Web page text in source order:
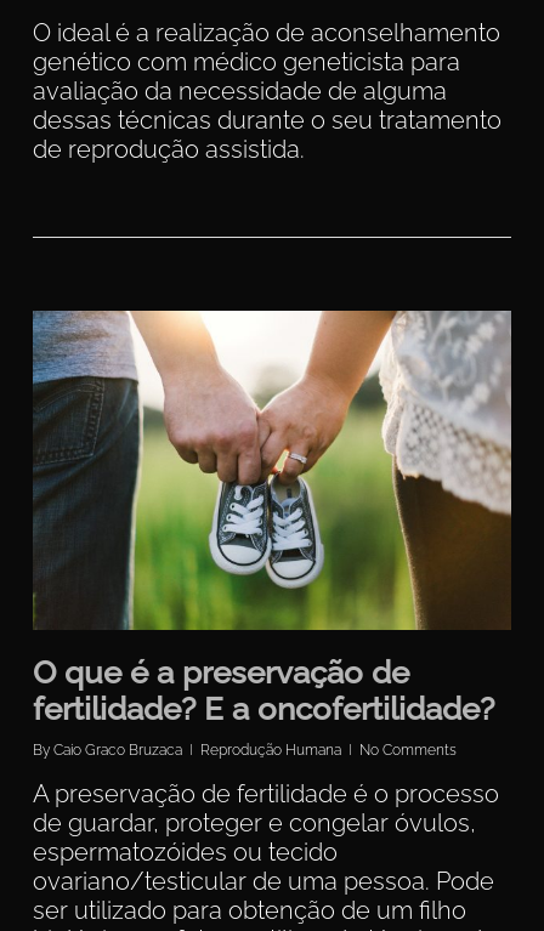
O ideal é a realização de aconselhamento
genético com médico geneticista para
avaliação da necessidade de alguma
dessas técnicas durante o seu tratamento
de reprodução assistida.
O que é a preservação de
fertilidade? E a oncofertilidade?
By Caio Graco Bruzaca Reprodução Humana No Comments
A preservação de fertilidade é o processo
de guardar, proteger e congelar óvulos,
espermatozóides ou tecido
ovariano/testicular de uma pessoa. Pode
ser utilizado para obtenção de um filho